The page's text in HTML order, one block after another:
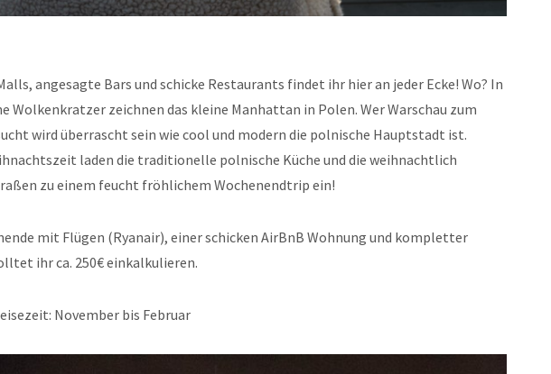
angesagte Bars und schicke Restaurants findet ihr hier an jeder Ecke! Wo? In
Wolkenkratzer zeichnen das kleine Manhattan in Polen. Wer Warschau zum
wird überrascht sein wie cool und modern die polnische Hauptstadt ist.
laden die traditionelle polnische Küche und die weihnachtlich
zu einem feucht fröhlichem Wochenendtrip ein!
mit Flügen (Ryanair), einer schicken AirBnB Wohnung und kompletter
ihr ca. 250€ einkalkulieren.
November bis Februar